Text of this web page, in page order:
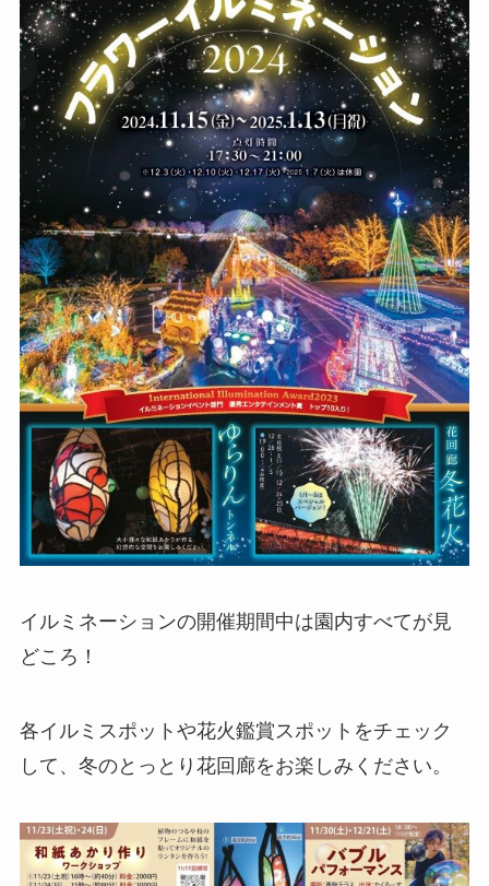
イルミネーションの開催期間中は園内すべてが見
どころ！
各イルミスポットや花火鑑賞スポットをチェック
して、冬のとっとり花回廊をお楽しみください。